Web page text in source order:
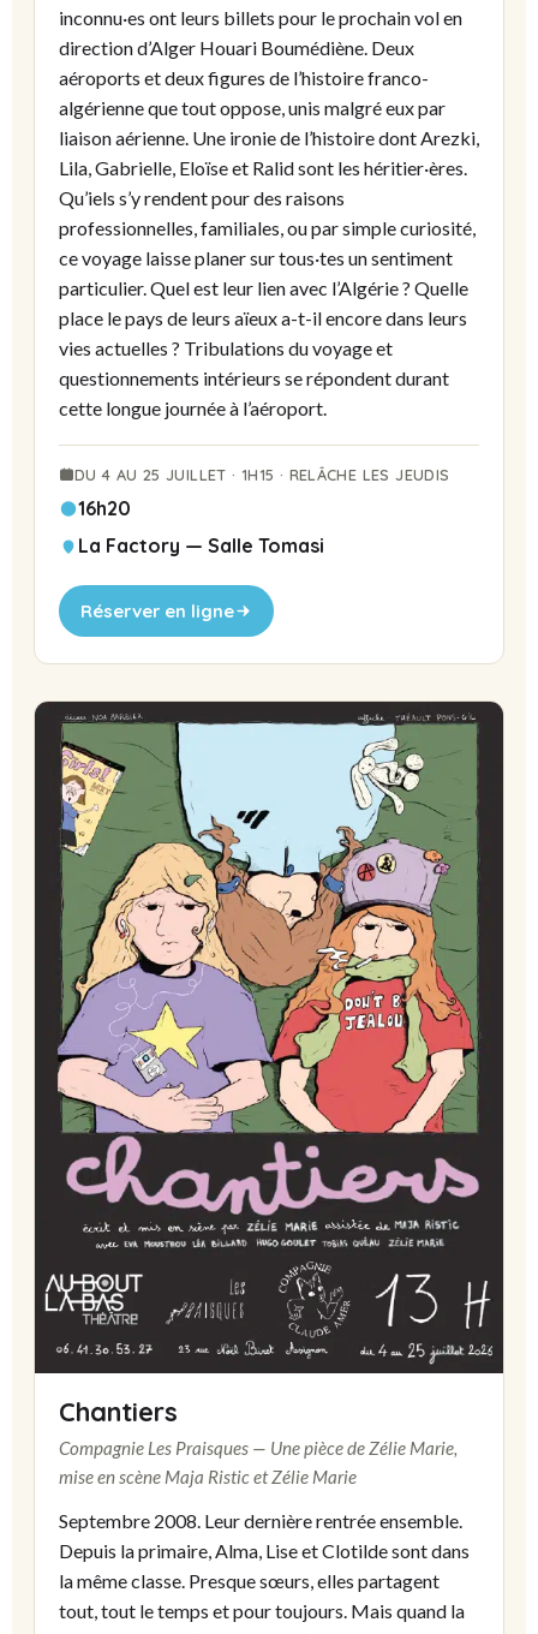
inconnu·es ont leurs billets pour le prochain vol en
direction d’Alger Houari Boumédiène. Deux
aéroports et deux figures de l’histoire franco-
algérienne que tout oppose, unis malgré eux par
liaison aérienne. Une ironie de l’histoire dont Arezki,
Lila, Gabrielle, Eloïse et Ralid sont les héritier·ères.
Qu’iels s’y rendent pour des raisons
professionnelles, familiales, ou par simple curiosité,
ce voyage laisse planer sur tous·tes un sentiment
particulier. Quel est leur lien avec l’Algérie ? Quelle
place le pays de leurs aïeux a-t-il encore dans leurs
vies actuelles ? Tribulations du voyage et
questionnements intérieurs se répondent durant
cette longue journée à l’aéroport.
DU 4 AU 25 JUILLET · 1H15 · RELÂCHE LES JEUDIS
16h20
La Factory — Salle Tomasi
Réserver en ligne
Chantiers
Compagnie Les Praisques — Une pièce de Zélie Marie,
mise en scène Maja Ristic et Zélie Marie
Septembre 2008. Leur dernière rentrée ensemble.
Depuis la primaire, Alma, Lise et Clotilde sont dans
la même classe. Presque sœurs, elles partagent
tout, tout le temps et pour toujours. Mais quand la